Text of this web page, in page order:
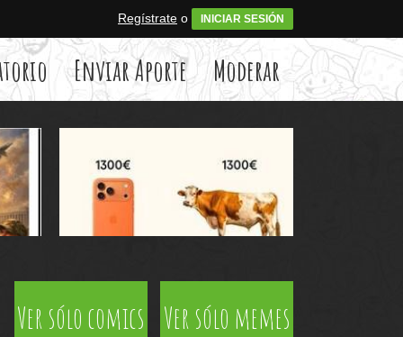
Regístrate o INICIAR SESIÓN
Enviar Aporte Moderar
Ver sólo comics Ver sólo memes